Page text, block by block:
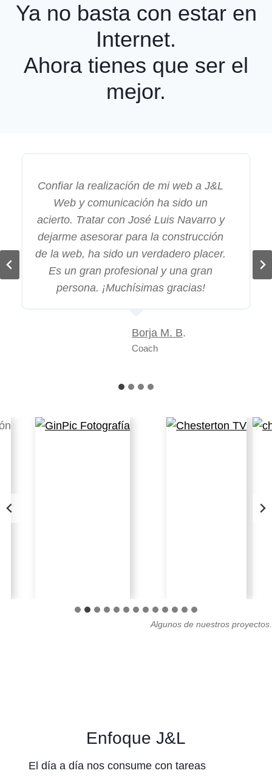
Ya no basta con estar en
Internet.
Ahora tienes que ser el
mejor.
Confiar la realización de mi web a J&L
Web y comunicación ha sido un
acierto. Tratar con José Luis Navarro y
dejarme asesorar para la construcción
de la web, ha sido un verdadero placer.
Es un gran profesional y una gran
persona. ¡Muchísimas gracias!
Borja M. B.
Coach
Algunos de nuestros proyectos.
Enfoque J&L
El día a día nos consume con tareas